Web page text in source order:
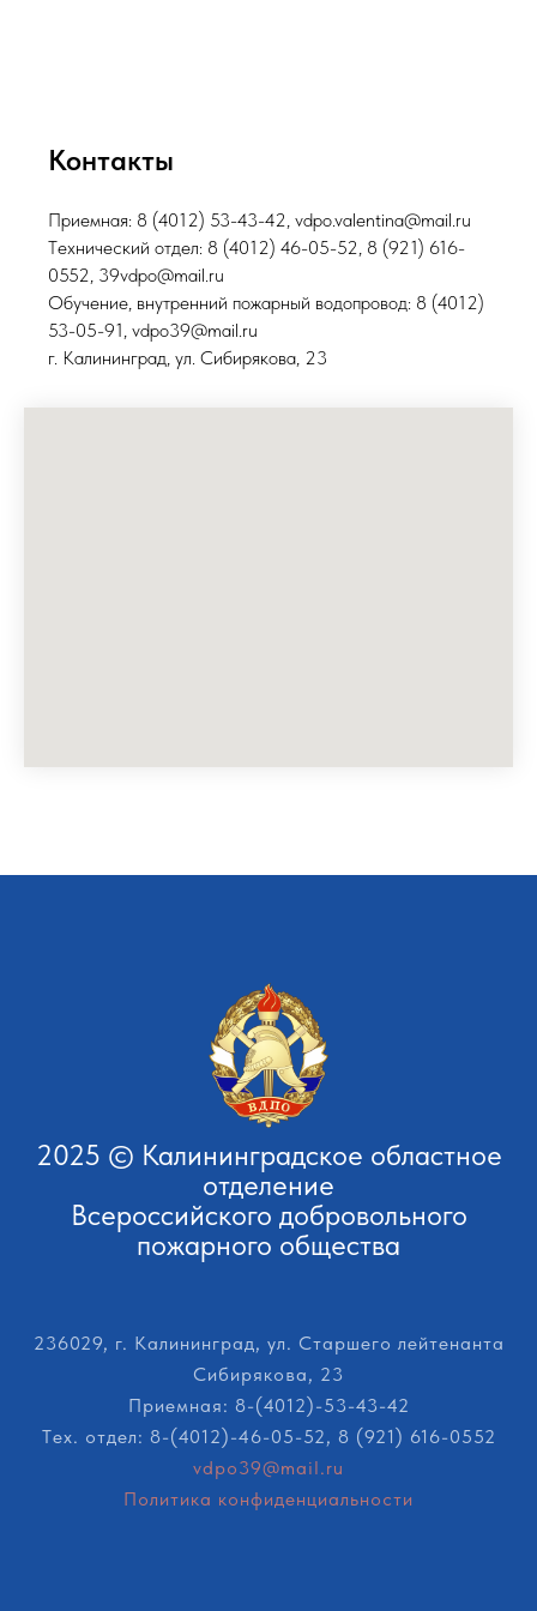
Контакты
Приемная: 8 (4012) 53-43-42, vdpo.valentina@mail.ru
Тeхнический отдел: 8 (4012) 46-05-52, 8 (921) 616-
0552, 39vdpo@mail.ru
Обучение, внутренний пожарный водопровод: 8 (4012)
53-05-91, vdpo39@mail.ru
г. Калининград, ул. Сибирякова, 23
2025 © Калининградское областное
отделение
Всероссийского добровольного
пожарного общества
236029, г. Калининград, ул. Старшего лейтенанта
Сибирякова, 23
Приемная: 8-(4012)-53-43-42
Тeх. отдел: 8-(4012)-46-05-52, 8 (921) 616-0552
vdpo39@mail.ru
Политика конфиденциальности